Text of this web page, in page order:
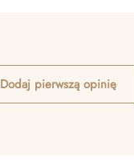
Dodaj pierwszą opinię